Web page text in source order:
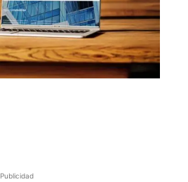
Publicidad